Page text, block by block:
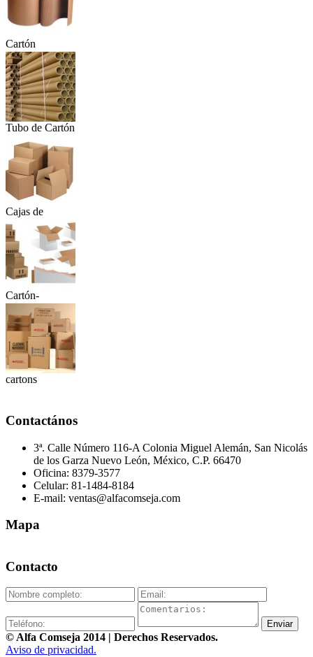
Cartón
Corrugad...
Tubo de Cartón
Cajas de
Cartón
Cartón-
Material...
cartons
Contactános
3ª. Calle Número 116-A Colonia Miguel Alemán, San Nicolás
de los Garza Nuevo León, México, C.P. 66470
Oficina: 8379-3577
Celular: 81-1484-8184
E-mail: ventas@alfacomseja.com
Mapa
This page can't load Google Maps correctly.
OK
Contacto
Enviar
© Alfa Comseja 2014 | Derechos Reservados.
Aviso de privacidad.